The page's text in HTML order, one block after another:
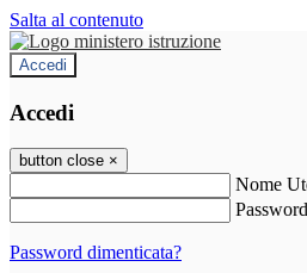
Salta al contenuto
Accedi
Accedi
button close ×
Nome
Password
Password dimenticata?